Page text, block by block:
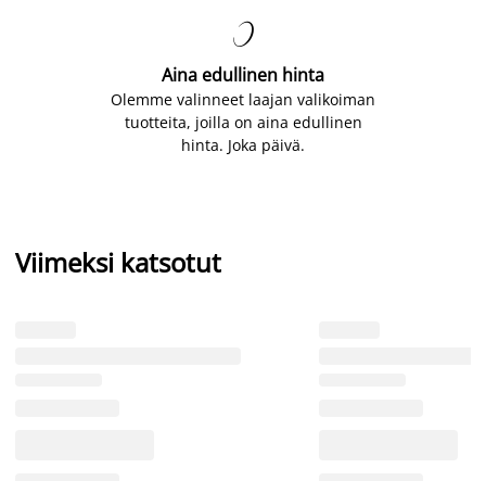

Aina edullinen hinta
Olemme valinneet laajan valikoiman
tuotteita, joilla on aina edullinen
hinta. Joka päivä.
Viimeksi katsotut